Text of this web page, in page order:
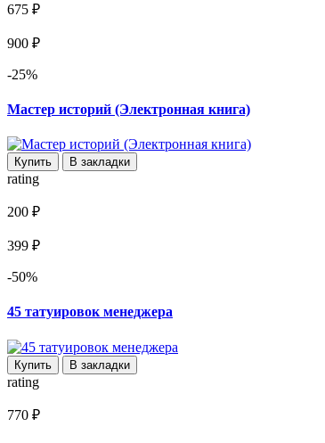
675 ₽
900 ₽
-25%
Мастер историй (Электронная книга)
Купить В закладки
rating
200 ₽
399 ₽
-50%
45 татуировок менеджера
Купить В закладки
rating
770 ₽